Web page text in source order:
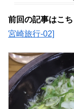
前回の記事はこち
宮崎旅行-02]